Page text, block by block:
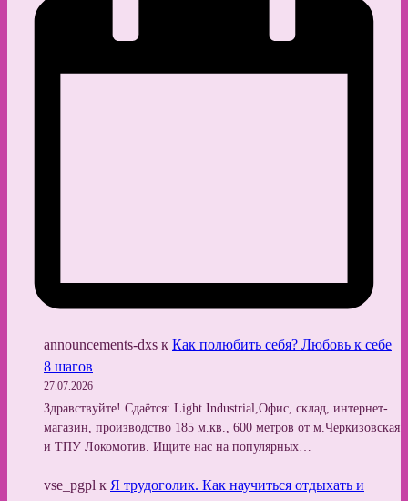
announcements-dxs к Как полюбить себя? Любовь к себе
8 шагов
27.07.2026
Здравствуйте! Сдаётся: Light Industrial,Офис, склад, интернет-
магазин, производство 185 м.кв., 600 метров от м.Черкизовская
и ТПУ Локомотив. Ищите нас на популярных…
vse_pgpl к Я трудоголик. Как научиться отдыхать и